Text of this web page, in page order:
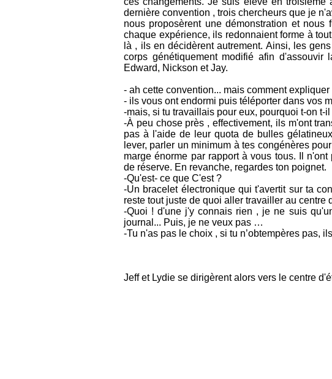
dernière convention , trois chercheurs que je
nous proposèrent une démonstration et
chaque expérience, ils redonnaient forme à
là , ils en décidèrent autrement. Ainsi, les
corps génétiquement modifié afin
Edward, Nickson et Jay.
- ah cette convention... mais comment
- ils vous ont endormi puis téléporter dans vos
-mais, si tu travaillais pour eux, pourquoi t-on t-
-À peu chose près , effectivement, ils m'ont
pas à l'aide de leur quota de bulles
lever, parler un minimum à tes congénères
marge énorme par rapport à vous tous. Il
de réserve. En revanche, regardes ton poignet.
-Qu'est- ce que C'est ?
-Un bracelet électronique qui t'avertit sur ta
reste tout juste de quoi aller travailler au centre
-Quoi ! d'une j'y connais rien , je ne suis
journal... Puis, je ne veux pas …
-Tu n'as pas le choix , si tu n’obtempères pas,
Jeff et Lydie se dirigèrent alors vers le centre